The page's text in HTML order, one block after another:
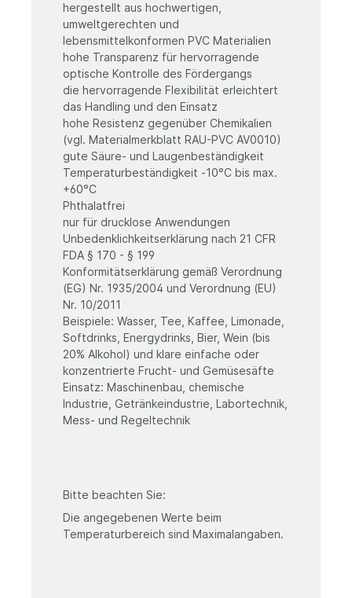
hergestellt aus hochwertigen,
umweltgerechten und
lebensmittelkonformen PVC Materialien
hohe Transparenz für hervorragende
optische Kontrolle des Fördergangs
die hervorragende Flexibilität erleichtert
das Handling und den Einsatz
hohe Resistenz gegenüber Chemikalien
(vgl. Materialmerkblatt RAU-PVC AV0010)
gute Säure- und Laugenbeständigkeit
Temperaturbeständigkeit -10°C bis max.
+60°C
Phthalatfrei
nur für drucklose Anwendungen
Unbedenklichkeitserklärung nach 21 CFR
FDA § 170 - § 199
Konformitätserklärung gemäß Verordnung
(EG) Nr. 1935/2004 und Verordnung (EU)
Nr. 10/2011
Beispiele: Wasser, Tee, Kaffee, Limonade,
Softdrinks, Energydrinks, Bier, Wein (bis
20% Alkohol) und klare einfache oder
konzentrierte Frucht- und Gemüsesäfte
Einsatz: Maschinenbau, chemische
Industrie, Getränkeindustrie, Labortechnik,
Mess- und Regeltechnik
Bitte beachten Sie:
Die angegebenen Werte beim
Temperaturbereich sind Maximalangaben.